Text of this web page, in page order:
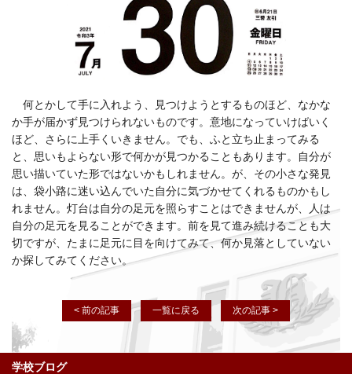
何とかして手に入れよう、見つけようとするものほど、なかな
か手が届かず見つけられないものです。意地になっていけばいく
ほど、さらに上手くいきません。でも、ふと立ち止まってみる
と、思いもよらない形で何かが見つかることもあります。自分が
思い描いていた形ではないかもしれません。が、その小さな発見
は、袋小路に迷い込んでいた自分に気づかせてくれるものかもし
れません。灯台は自分の足元を照らすことはできませんが、人は
自分の足元を見ることができます。前を見て進み続けることも大
切ですが、たまに足元に目を向けてみて、何か見落としていない
か探してみてください。
< 前の記事 一覧に戻る 次の記事 >
学校ブログ